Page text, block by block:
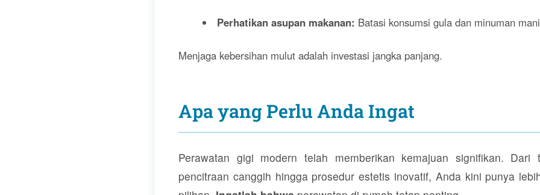
Perhatikan asupan makanan: Batasi konsumsi gula dan minuman
Menjaga kebersihan mulut adalah investasi jangka panjang.
Apa yang Perlu Anda Ingat
Perawatan gigi modern telah memberikan kemajuan signifikan. Dari
pencitraan canggih hingga prosedur estetis inovatif, Anda kini punya